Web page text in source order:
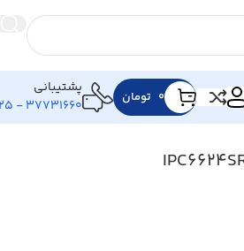
۰ تومان
پشتیبانی
37731660 - 025